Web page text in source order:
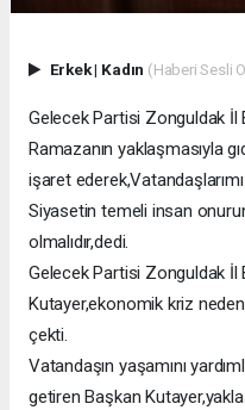
Erkek| Kadın (Haberi Sesli
Gelecek Partisi Zonguldak İl
Ramazanın yaklaşmasıyla
işaret
Siyasetin temeli insan
olmalıdır,dedi.
Gelecek Partisi Zonguldak İl
Kutayer,ekonomik kriz
çekti.
Vatandaşın yaşamını
getiren Başkan